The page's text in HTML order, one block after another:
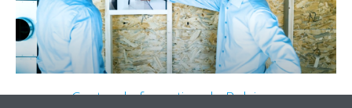
Centre de formation de Belgique